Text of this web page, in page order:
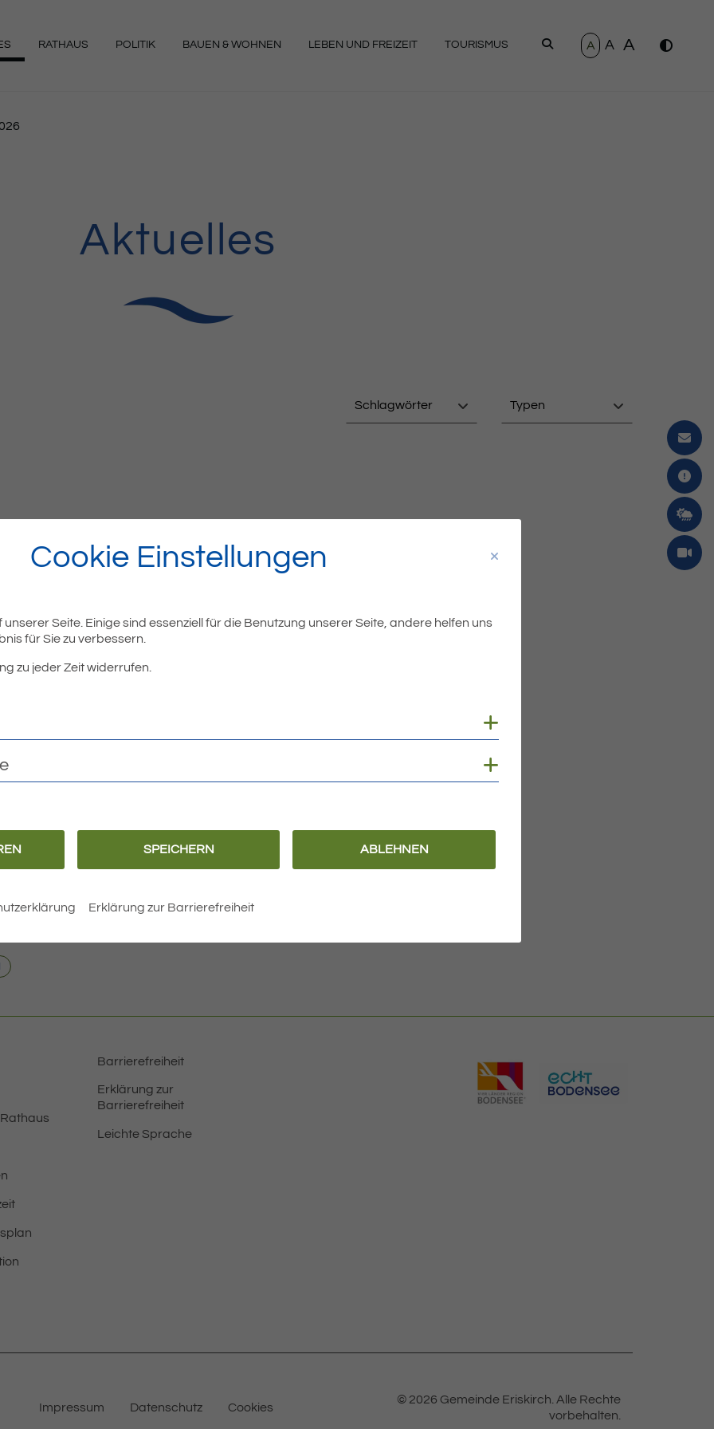
RATHAUS POLITIK BAUEN & WOHNEN LEBEN UND FREIZEIT TOURISMUS SUCHEN
A A A
Aktuelles
Schlagwörter Typen
Barrierefreiheit
Erklärung zur
Barrierefreiheit
Leichte Sprache
Impressum Datenschutz Cookies
© 2026 Gemeinde Eriskirch. Alle Rechte
vorbehalten.
Cookie Einstellungen
Seite. Einige sind essenziell für die Benutzung unserer Seite, andere helfen uns
für Sie zu verbessern.
zu jeder Zeit widerrufen.
SPEICHERN ABLEHNEN
Erklärung zur Barrierefreiheit